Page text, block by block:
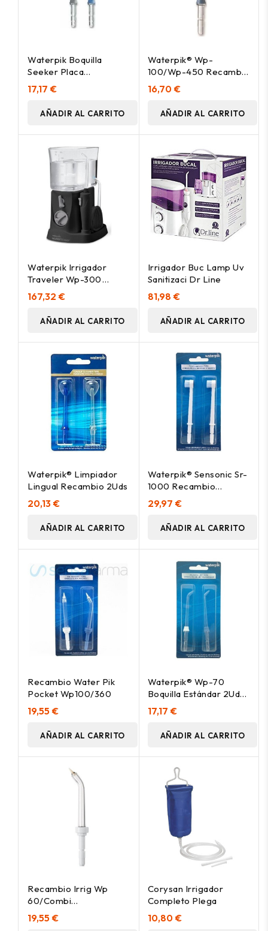
Waterpik Boquilla
Seeker Placa
Inaccesible 2Uds
17,17 €
AÑADIR AL CARRITO
Waterpik® Wp-
100/Wp-450 Recambio
Cabezal Cepillo 2Uds
16,70 €
AÑADIR AL CARRITO
Waterpik Irrigador
Traveler Wp-300
Negro 1Ud
167,32 €
AÑADIR AL CARRITO
Irrigador Buc Lamp Uv
Sanitizaci Dr Line
81,98 €
AÑADIR AL CARRITO
Waterpik® Limpiador
Lingual Recambio 2Uds
20,13 €
AÑADIR AL CARRITO
Waterpik® Sensonic Sr-
1000 Recambio
Cabezal Cepillo 2Uds
29,97 €
AÑADIR AL CARRITO
Recambio Water Pik
Pocket Wp100/360
19,55 €
AÑADIR AL CARRITO
Waterpik® Wp-70
Boquilla Estándar 2Uds
Wp-70.
17,17 €
AÑADIR AL CARRITO
Recambio Irrig Wp
60/Combi
Wp90/Wp70 Pik
Pocket 2U
19,55 €
Corysan Irrigador
Completo Plega
10,80 €